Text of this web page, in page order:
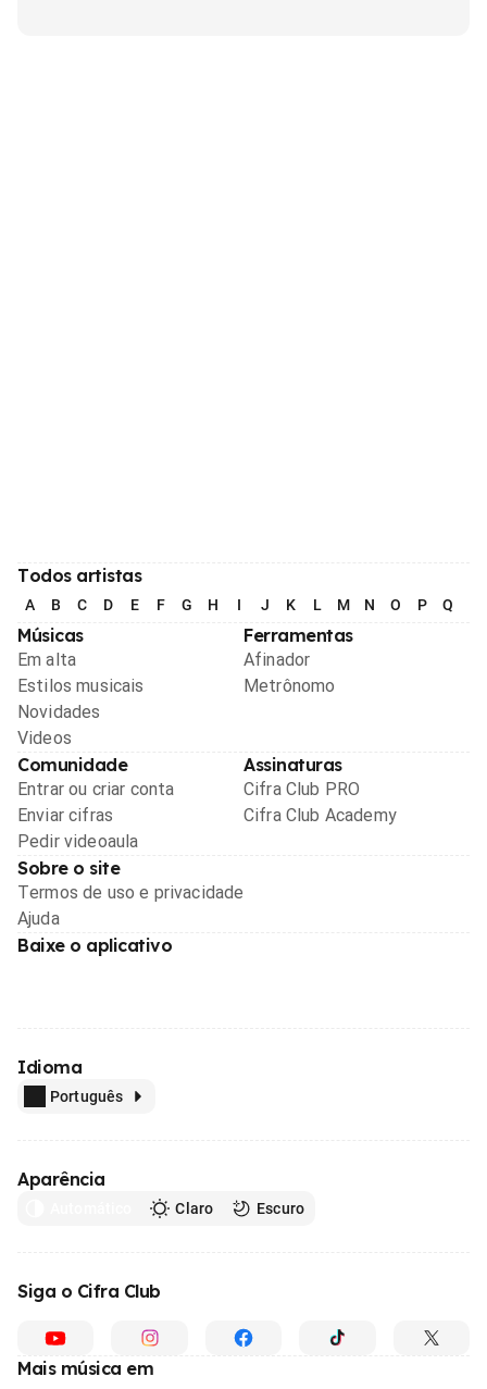
Todos artistas
A B C D E F G H I J K L M N O P Q
Músicas
Em alta
Estilos musicais
Novidades
Videos
Ferramentas
Afinador
Metrônomo
Comunidade
Entrar ou criar conta
Enviar cifras
Pedir videoaula
Assinaturas
Cifra Club PRO
Cifra Club Academy
Sobre o site
Termos de uso e privacidade
Ajuda
Baixe o aplicativo
Idioma
Português
Aparência
Claro Escuro
Siga o Cifra Club
Mais música em